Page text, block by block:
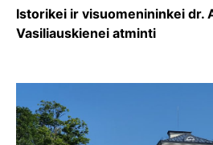
Istorikei ir visuomenininkei dr.
Vasiliauskienei atminti